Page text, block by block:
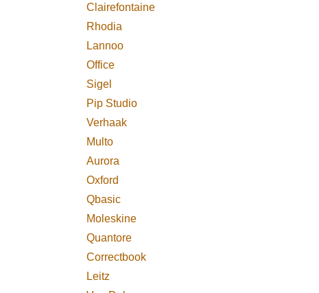
Clairefontaine
Rhodia
Lannoo
Office
Sigel
Pip Studio
Verhaak
Multo
Aurora
Oxford
Qbasic
Moleskine
Quantore
Correctbook
Leitz